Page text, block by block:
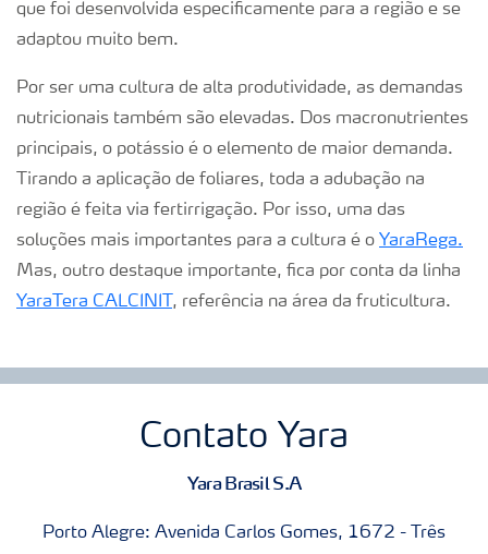
que foi desenvolvida especificamente para a região e se
adaptou muito bem.
Por ser uma cultura de alta produtividade, as demandas
nutricionais também são elevadas. Dos macronutrientes
principais, o potássio é o elemento de maior demanda.
Tirando a aplicação de foliares, toda a adubação na
região é feita via fertirrigação. Por isso, uma das
soluções mais importantes para a cultura é o YaraRega.
Mas, outro destaque importante, fica por conta da linha
YaraTera CALCINIT , referência na área da fruticultura.
Contato Yara
Yara Brasil S.A
Porto Alegre: Avenida Carlos Gomes, 1672 - Três